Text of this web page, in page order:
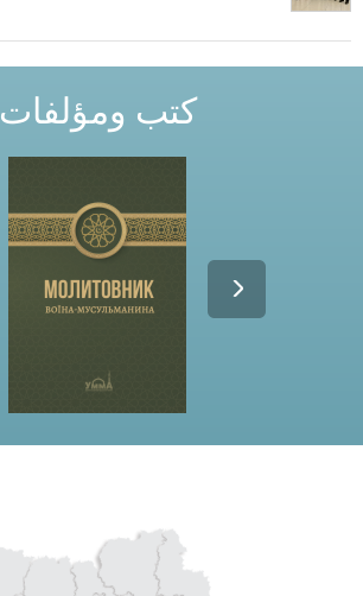
كتب ومؤلفات